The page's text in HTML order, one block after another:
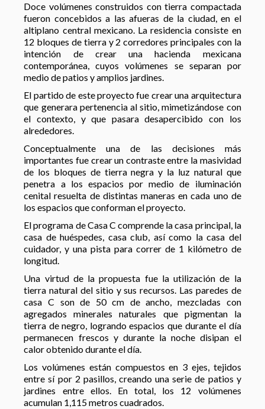
Doce volúmenes construidos con tierra compactada
fueron concebidos a las afueras de la ciudad, en el
altiplano central mexicano. La residencia consiste en
12 bloques de tierra y 2 corredores principales con la
intención de crear una hacienda mexicana
contemporánea, cuyos volúmenes se separan por
medio de patios y amplios jardines.
El partido de este proyecto fue crear una arquitectura
que generara pertenencia al sitio, mimetizándose con
el contexto, y que pasara desapercibido con los
alrededores.
Conceptualmente una de las decisiones más
importantes fue crear un contraste entre la masividad
de los bloques de tierra negra y la luz natural que
penetra a los espacios por medio de iluminación
cenital resuelta de distintas maneras en cada uno de
los espacios que conforman el proyecto.
El programa de Casa C comprende la casa principal, la
casa de huéspedes, casa club, así como la casa del
cuidador, y una pista para correr de 1 kilómetro de
longitud.
Una virtud de la propuesta fue la utilización de la
tierra natural del sitio y sus recursos. Las paredes de
casa C son de 50 cm de ancho, mezcladas con
agregados minerales naturales que pigmentan la
tierra de negro, logrando espacios que durante el día
permanecen frescos y durante la noche disipan el
calor obtenido durante el día.
Los volúmenes están compuestos en 3 ejes, tejidos
entre sí por 2 pasillos, creando una serie de patios y
jardines entre ellos. En total, los 12 volúmenes
acumulan 1,115 metros cuadrados.